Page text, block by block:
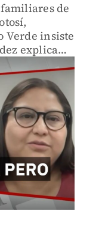
de
Verde insiste
explica
fracturarse